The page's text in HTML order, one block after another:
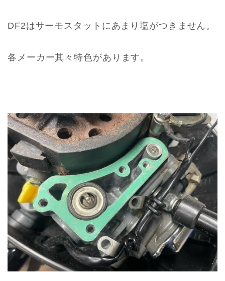
DF2はサーモスタットにあまり塩がつきません。
各メーカー其々特色があります。